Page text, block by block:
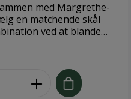
med Margrethe-
ved at blande
udgave. Velegnet til
bruges i mikroovn og